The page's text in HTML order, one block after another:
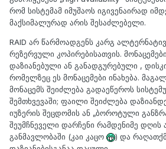
რომ სისტემამ იმუშაოს იგივენაირად
მაქსიმალურად არის შესაძლებელი.
RAID არ წარმოადგენს კარგ
რეზერვული კოპირებისათვის.
დაზიანებული ან განადგურებული ,
რომელზეც ეს მონაცემები ინახება.
მონაცემს შეიძლება გადაეწეროს
შემთხვევაში; ფაილი შეიძლება
იუზერის შეცდომის ან „ბოროტული
შეუმჩნეველი დარჩენი რამდენიმე დღის
განმავლობაში (კაი კაცო
) და